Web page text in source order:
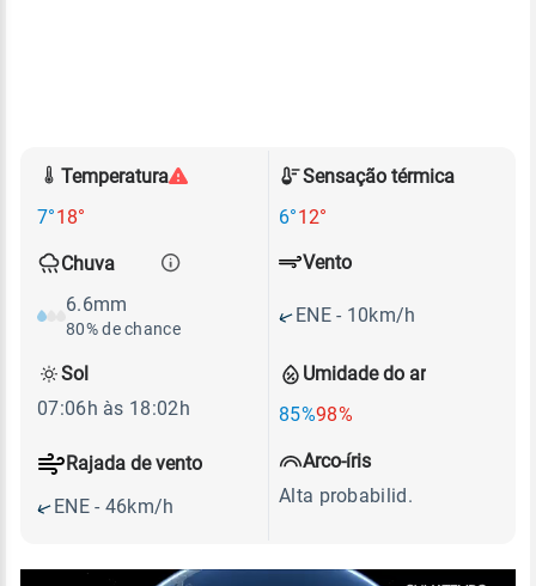
Temperatura
7°18°
Sensação térmica
6°12°
Chuva
6.6mm
80% de chance
Umidade do ar
85%98%
Vento
ENE - 10km/h
Rajada de vento
ENE - 46km/h
Sol
07:06h às 18:02h
Arco-íris
Alta probabilid.